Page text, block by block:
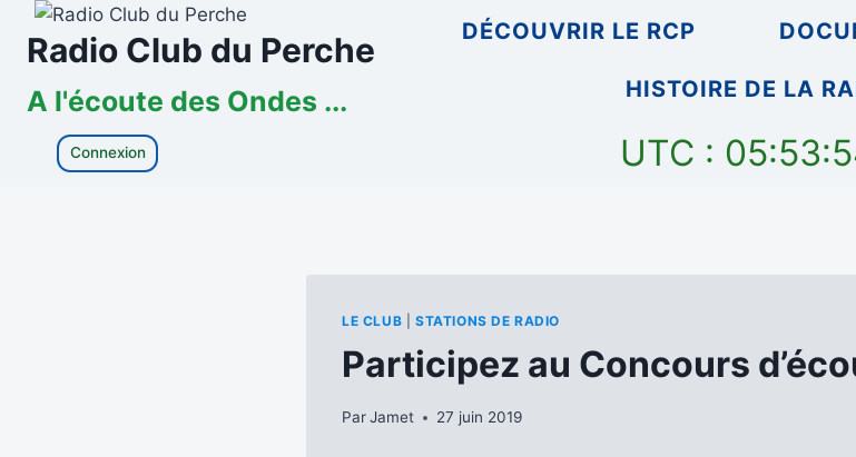
Aller
Radio Club du Perche
A l'écoute des Ondes ...
DÉCOUVRIR LE RCP
HISTOIRE DE LA
Connexion UTC :
LE CLUB STATIONS DE RADIO
Participez au Concours
ParJamet 27 juin 2019